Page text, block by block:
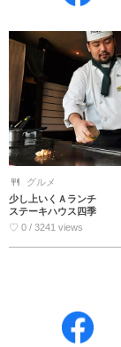
グルメ
少し上いくＡランチ
ステーキハウス四季
♡ 0 / 3241 views